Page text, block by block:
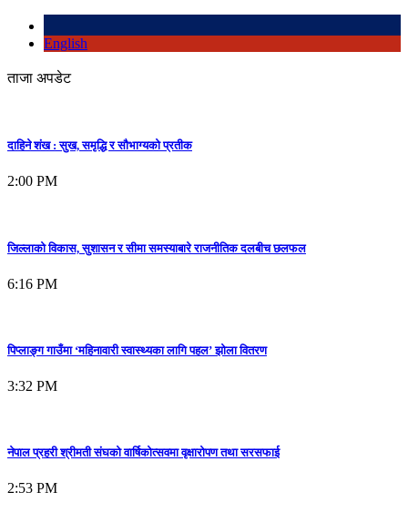
English
ताजा अपडेट
दाहिने शंख : सुख, समृद्धि र सौभाग्यको प्रतीक
2:00 PM
जिल्लाको विकास, सुशासन र सीमा समस्याबारे राजनीतिक दलबीच छलफल
6:16 PM
पिप्लाङ्ग गाउँमा ‘महिनावारी स्वास्थ्यका लागि पहल’ झोला वितरण
3:32 PM
नेपाल प्रहरी श्रीमती संघको वार्षिकोत्सवमा वृक्षारोपण तथा सरसफाई
2:53 PM